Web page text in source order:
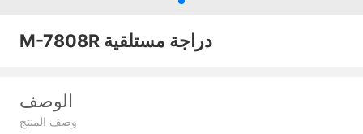
M-7808R دراجة مستلقية
الوصف
وصف المنتج